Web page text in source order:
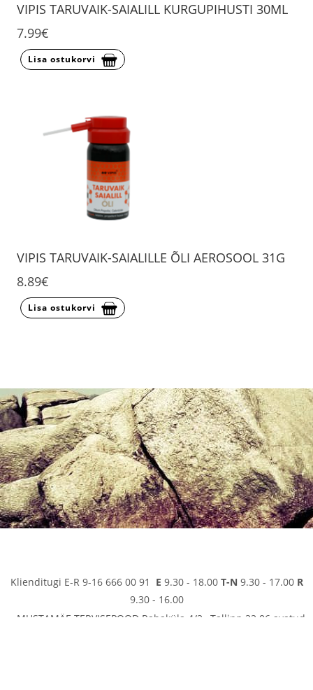
VIPIS TARUVAIK-SAIALILL KURGUPIHUSTI 30ML
7.99€
Lisa ostukorvi
VIPIS TARUVAIK-SAIALILLE ÕLI AEROSOOL 31G
8.89€
Lisa ostukorvi
Klienditugi E-R 9-16 666 00 91 E 9.30 - 18.00 T-N 9.30 - 17.00 R
9.30 - 16.00
MUSTAMÄE TERVISEPOOD Rabaküla 4/2 , Tallinn 22.06 avatud